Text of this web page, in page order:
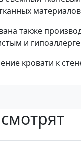
также
и
кровати к